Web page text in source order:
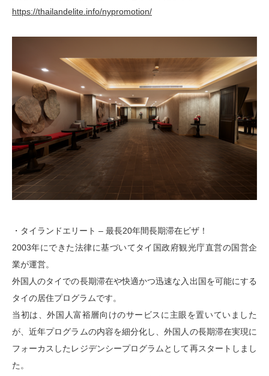
https://thailandelite.info/nypromotion/
・タイランドエリート – 最長20年間長期滞在ビザ！
2003年にできた法律に基づいてタイ国政府観光庁直営の国営企
業が運営。
外国人のタイでの長期滞在や快適かつ迅速な入出国を可能にする
タイの居住プログラムです。
当初は、外国人富裕層向けのサービスに主眼を置いていました
が、近年プログラムの内容を細分化し、外国人の長期滞在実現に
フォーカスしたレジデンシープログラムとして再スタートしまし
た。